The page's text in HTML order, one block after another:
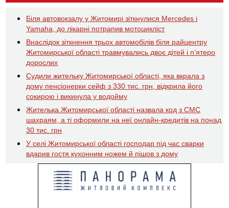
Біля автовокзалу у Житомирі зіткнулися Mercedes і
Yamaha, до лікарні потрапив мотоцикліст
Внаслідок зіткнення трьох автомобілів біля райцентру
Житомирської області травмувались двоє дітей і пʼятеро
дорослих
Судили жительку Житомирської області, яка вкрала з
дому пенсіонерки сейф з 330 тис. грн, відкрила його
сокирою і викинула у водойму
Жителька Житомирської області назвала код з СМС
шахраям, а ті оформили на неї онлайн-кредитів на понад
30 тис. грн
У селі Житомирської області господар під час сварки
вдарив гостя кухонним ножем й пішов з дому